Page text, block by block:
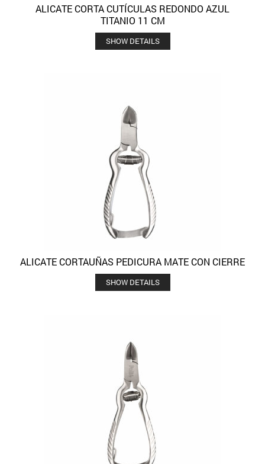
ALICATE CORTA CUTÍCULAS REDONDO AZUL
TITANIO 11 CM
SHOW DETAILS
ALICATE CORTAUÑAS PEDICURA MATE CON CIERRE
SHOW DETAILS